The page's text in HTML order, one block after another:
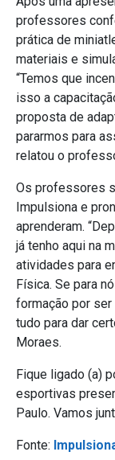
professores
prática de
materiais e
“Temos que
isso a
proposta de
pararmos para
relatou o
Os professores
Impulsiona e
aprenderam.
já tenho aqui na
atividades para
Física. Se para
formação por ser
tudo para dar
Moraes.
Fique ligado (a)
esportivas
Paulo. Vamos
Fonte: